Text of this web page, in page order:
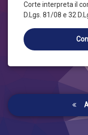
Corte interpreta il
D.Lgs. 81/08 e 32
Navigazione
articoli